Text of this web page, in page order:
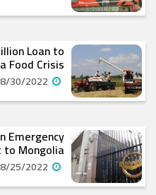
Loan to
Food Crisis
Emergency
to Mongolia